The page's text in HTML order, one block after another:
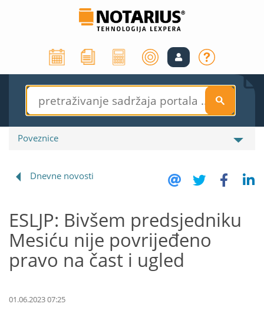
S
Poveznice
Dnevne novosti
ESLJP: Bivšem predsjedniku
Mesiću nije povrijeđeno
pravo na čast i ugled
01.06.2023 07:25